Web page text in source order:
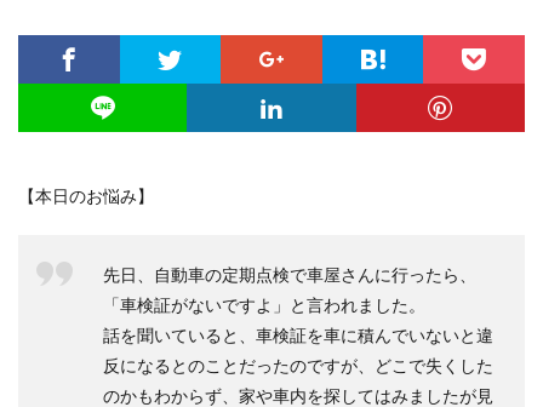
【本日のお悩み】
先日、自動車の定期点検で車屋さんに行ったら、
「車検証がないですよ」と言われました。
話を聞いていると、車検証を車に積んでいないと違
反になるとのことだったのですが、どこで失くした
のかもわからず、家や車内を探してはみましたが見